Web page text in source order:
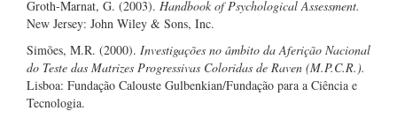
Groth-Marnat, G. (2003). Handbook of Psychological Assessment.
New Jersey: John Wiley & Sons, Inc.
Simões, M.R. (2000). Investigações no âmbito da Aferição Nacional
do Teste das Matrizes Progressivas Coloridas de Raven (M.P.C.R.).
Lisboa: Fundação Calouste Gulbenkian/Fundação para a Ciência e
Tecnologia.